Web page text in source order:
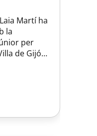
Martí ha
la
per
de Gijón